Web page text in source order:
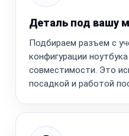
Деталь под вашу
Подбираем разъем с
конфигурации
совместимости. Это
посадкой и работой